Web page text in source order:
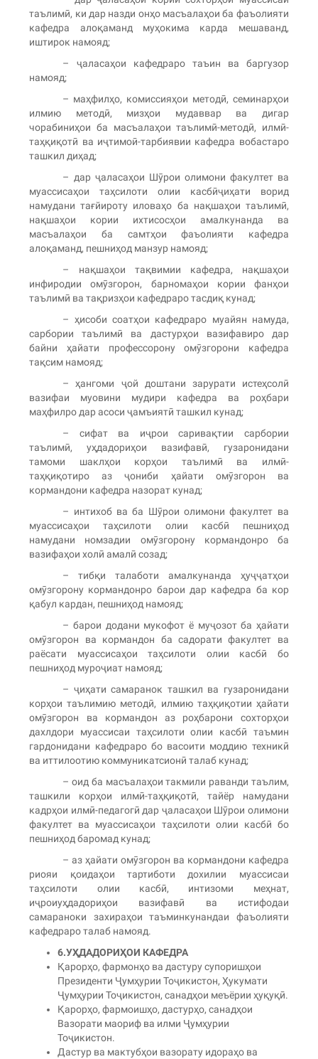
таълимӣ, ки дар назди онҳо масъалаҳои ба фаъолияти
кафедра алоқаманд муҳокима карда мешаванд,
иштирок намояд;
– ҷаласаҳои кафедраро таъин ва баргузор
намояд;
– маҳфилҳо, комиссияҳои методӣ, семинарҳои
илмию методӣ, мизҳои мудаввар ва дигар
чорабиниҳои ба масъалаҳои таълимӣ-методӣ, илмӣ-
таҳқиқотӣ ва иҷтимоӣ-тарбиявии кафедра вобастаро
ташкил диҳад;
– дар ҷаласаҳои Шӯрои олимони факултет ва
муассисаҳои таҳсилоти олии касбӣҷиҳати ворид
намудани тағйироту иловаҳо ба нақшаҳои таълимӣ,
нақшаҳои кории ихтисосҳои амалкунанда ва
масъалаҳои ба самтҳои фаъолияти кафедра
алоқаманд, пешниҳод манзур намояд;
– нақшаҳои тақвимии кафедра, нақшаҳои
инфиродии омӯзгорон, барномаҳои кории фанҳои
таълимӣ ва тақризҳои кафедраро тасдиқ кунад;
– ҳисоби соатҳои кафедраро муайян намуда,
сарбории таълимӣ ва дастурҳои вазифавиро дар
байни ҳайати профессорону омӯзгорони кафедра
тақсим намояд;
– ҳангоми ҷой доштани зарурати истеҳсолӣ
вазифаи муовини мудири кафедра ва роҳбари
маҳфилро дар асоси ҷамъиятӣ ташкил кунад;
– сифат ва иҷрои саривақтии сарбории
таълимӣ, уҳдадориҳои вазифавӣ, гузаронидани
тамоми шаклҳои корҳои таълимӣ ва илмӣ-
таҳқиқотиро аз ҷониби ҳайати омӯзгорон ва
кормандони кафедра назорат кунад;
– интихоб ва ба Шӯрои олимони факултет ва
муассисаҳои таҳсилоти олии касбӣ пешниҳод
намудани номзадии омӯзгорону кормандонро ба
вазифаҳои холӣ амалӣ созад;
– тибқи талаботи амалкунанда ҳуҷҷатҳои
омӯзгорону кормандонро барои дар кафедра ба кор
қабул кардан, пешниҳод намояд;
– барои додани мукофот ё муҷозот ба ҳайати
омӯзгорон ва кормандон ба садорати факултет ва
раёсати муассисаҳои таҳсилоти олии касбӣ бо
пешниҳод муроҷиат намояд;
– ҷиҳати самаранок ташкил ва гузаронидани
корҳои таълимию методӣ, илмию таҳқиқотии ҳайати
омӯзгорон ва кормандон аз роҳбарони сохторҳои
дахлдори муассисаи таҳсилоти олии касбӣ таъмин
гардонидани кафедраро бо васоити моддию техникӣ
ва иттилоотию коммуникатсионӣ талаб кунад;
– оид ба масъалаҳои такмили раванди таълим,
ташкили корҳои илмӣ-таҳқиқотӣ, тайёр намудани
кадрҳои илмӣ-педагогӣ дар ҷаласаҳои Шӯрои олимони
факултет ва муассисаҳои таҳсилоти олии касбӣ бо
пешниҳод баромад кунад;
– аз ҳайати омӯзгорон ва кормандони кафедра
риояи қоидаҳои тартиботи дохилии муассисаи
таҳсилоти олии касбӣ, интизоми меҳнат,
иҷроиуҳдадориҳои вазифавӣ ва истифодаи
самараноки захираҳои таъминкунандаи фаъолияти
кафедраро талаб намояд.
6.УҲДАДОРИҲОИ КАФЕДРА
Қарорҳо, фармонҳо ва дастуру супоришҳои
Президенти Ҷумҳурии Тоҷикистон, Ҳукумати
Ҷумҳурии Тоҷикистон, санадҳои меъёрии ҳуқуқӣ.
Қарорҳо, фармоишҳо, дастурҳо, санадҳои
Вазорати маориф ва илми Ҷумҳурии
Тоҷикистон.
Дастур ва мактубҳои вазорату идораҳо ва